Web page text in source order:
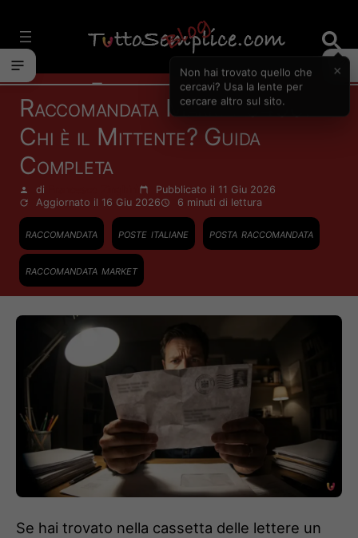
contenuto
Finanza Personale
Raccomandata Market 5496:
Chi è il Mittente? Guida
Completa
di
Pubblicato il 11 Giu 2026
Aggiornato il 16 Giu 2026
6 minuti di lettura
raccomandata poste italiane posta raccomandata
raccomandata market
Se hai trovato nella cassetta delle lettere un
Non hai trovato quello che
cercavi? Usa la lente per
cercare altro sul sito.
×